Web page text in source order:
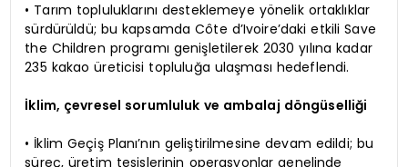
• Tarım topluluklarını desteklemeye yönelik ortaklıklar
sürdürüldü; bu kapsamda Côte d’Ivoire’daki etkili Save
the Children programı genişletilerek 2030 yılına kadar
235 kakao üreticisi topluluğa ulaşması hedeflendi.
İklim, çevresel sorumluluk ve ambalaj döngüselliği
• İklim Geçiş Planı’nın geliştirilmesine devam edildi; bu
süreç, üretim tesislerinin operasyonlar genelinde